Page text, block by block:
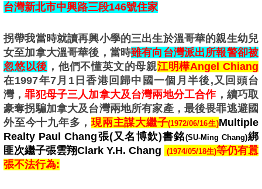
台灣新北市中興路三段146號住家
拐帶我當時就讀再興小學的三出生於溫哥華的親生幼兒
女至加拿大溫哥華後，當時雖有向台灣派出所報警卻被
忽悠以後 ，他們不懂英文的母親江明樺Angel Chiang
在1997年7月1日香港回歸中國一個月半後,又回頭台
灣，罪犯母子三人加拿大及台灣兩地分工合作，續巧取
豪奪拐騙加拿大及台灣兩地所有家產，最後畏罪逃避國
外至今十九年多，現兩主謀大繼子(1972/06/16生)Multiple
Realty Paul Chang張(又名博欽)書銘(SU-Ming Chang)綁
匪次繼子張雲翔Clark Y.H. Chang
(1974/05/18生)等仍有囂
張不法行為: